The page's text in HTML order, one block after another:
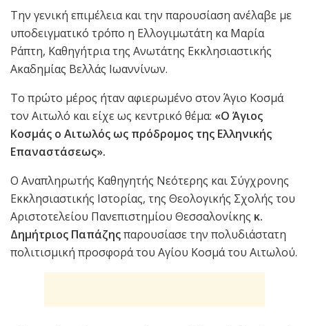
Την γενική επιμέλεια και την παρουσίαση ανέλαβε με
υποδειγματικό τρόπο η Ελλογιμωτάτη κα Μαρία
Ράπτη, Καθηγήτρια της Ανωτάτης Εκκλησιαστικής
Ακαδημίας Βελλάς Ιωαννίνων.
Το πρώτο μέρος ήταν αφιερωμένο στον Άγιο Κοσμά
τον Αιτωλό και είχε ως κεντρικό θέμα: «Ο Άγιος
Κοσμάς ο Αιτωλός ως πρόδρομος της Ελληνικής
Επαναστάσεως».
Ο Αναπληρωτής Καθηγητής Νεότερης και Σύγχρονης
Εκκλησιαστικής Ιστορίας, της Θεολογικής Σχολής του
Αριστοτελείου Πανεπιστημίου Θεσσαλονίκης κ.
Δημήτριος Παπάζηςπαρουσίασε την πολυδιάστατη
πολιτισμική προσφορά του Αγίου Κοσμά του Αιτωλού.